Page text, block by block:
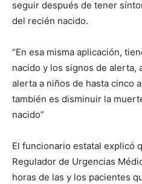
seguir después de tener
del recién nacido.
“En esa misma aplicación,
nacido y los signos de alerta,
alerta a niños de hasta cinco
también es disminuir la
nacido”
El funcionario estatal explicó
Regulador de Urgencias
horas de las y los pacientes